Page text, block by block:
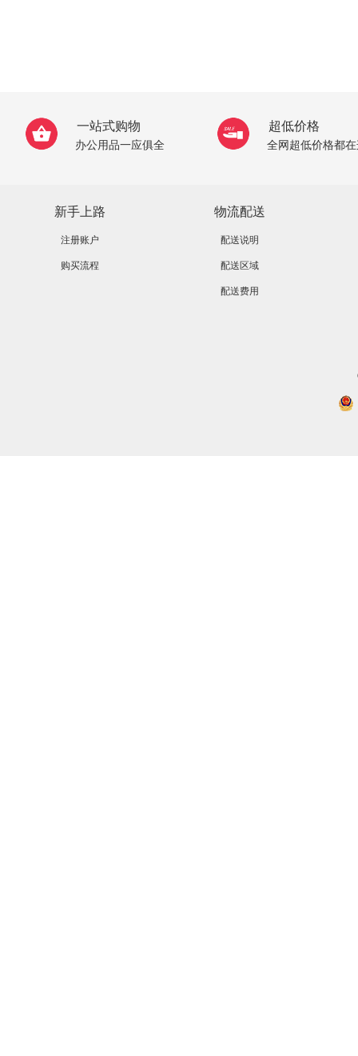
一站式购物
办公用品一应俱全
超低价格
全网超低价格都
新手上路
注册账户
购买流程
物流配送
配送说明
配送区域
配送费用